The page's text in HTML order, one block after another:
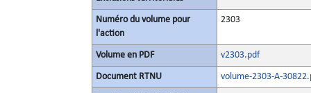
Numéro du volume pour
l'action
2303
Volume en PDF v2303.pdf
Document RTNU volume-2303-A-